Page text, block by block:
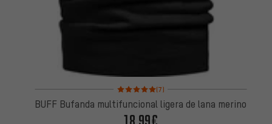
Valoración media: 5 de 5 basada en 7 reseñas
(7)
BUFF Bufanda multifuncional ligera de lana merino